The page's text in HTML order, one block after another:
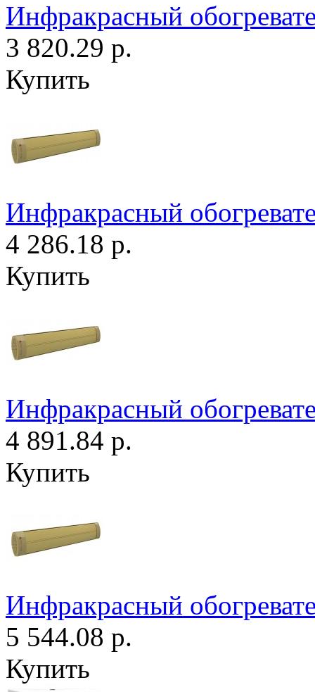
Инфракрасный
3 820.29 р.
Купить
Инфракрасный
4 286.18 р.
Купить
Инфракрасный
4 891.84 р.
Купить
Инфракрасный
5 544.08 р.
Купить